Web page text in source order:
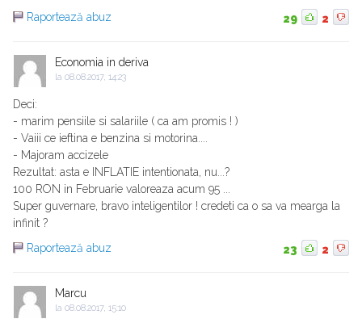
Raportează abuz
29 2
Economia in deriva
la 08.08.2017, 14:23
Deci:
- marim pensiile si salariile ( ca am promis ! )
- Vaiii ce ieftina e benzina si motorina....
- Majoram accizele
Rezultat: asta e INFLATIE intentionata, nu...?
100 RON in Februarie valoreaza acum 95 ...
Super guvernare, bravo inteligentilor ! credeti ca o sa va mearga la
infinit ?
Raportează abuz
23 2
Marcu
la 08.08.2017, 15:10